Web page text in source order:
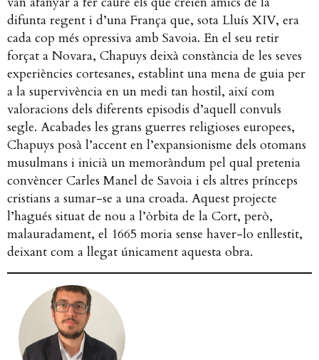
difunta regent i d’una França que, sota Lluís XIV, era
cada cop més opressiva amb Savoia. En el seu retir
forçat a Novara, Chapuys deixà constància de les seves
experiències cortesanes, establint una mena de guia per
a la supervivència en un medi tan hostil, així com
valoracions dels diferents episodis d’aquell convuls
segle. Acabades les grans guerres religioses europees,
Chapuys posà l’accent en l’expansionisme dels otomans
musulmans i inicià un memoràndum pel qual pretenia
convèncer Carles Manel de Savoia i els altres prínceps
cristians a sumar-se a una croada. Aquest projecte
l’hagués situat de nou a l’òrbita de la Cort, però,
malauradament, el 1665 moria sense haver-lo enllestit,
deixant com a llegat únicament aquesta obra.